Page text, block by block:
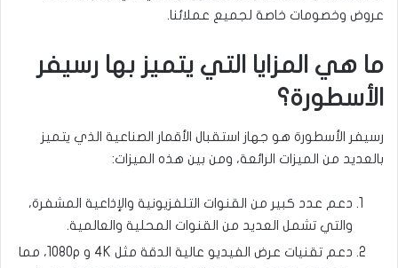
عروض وخصومات خاصة لجميع عملائنا.
ما هي المزايا التي يتميز بها رسيفر
الأسطورة؟
رسيفر الأسطورة هو جهاز استقبال الأقمار الصناعية الذي يتميز
بالعديد من الميزات الرائعة، ومن بين هذه الميزات:
دعم عدد كبير من القنوات التلفزيونية والإذاعية المشفرة،
والتي تشمل العديد من القنوات المحلية والعالمية.
دعم تقنيات عرض الفيديو عالية الدقة مثل 4K و 1080p، مما